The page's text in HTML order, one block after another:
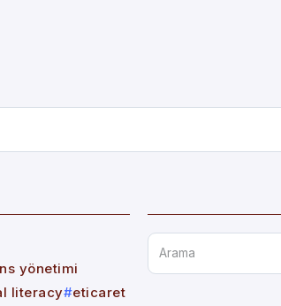
yönetimi
literacy
eticaret